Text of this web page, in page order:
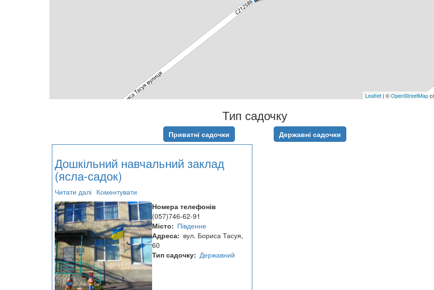
Leaflet| ©OpenStreetMap
Тип садочку
Приватні садочки Державні садочки
Дошкільний навчальний заклад
(ясла-садок)
Читати далі про
Дошкільний
навчальний
заклад
(ясла-
садок)
Коментувати
Номера телефонів
(057)746-62-91
Місто
Південне
Адреса
вул. Бориса Тасуя,
60
Тип садочку
Державний